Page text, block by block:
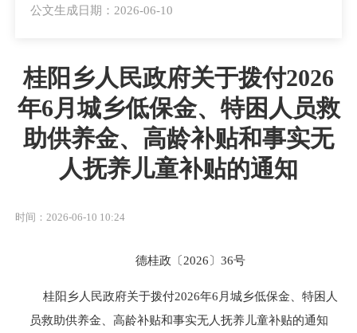
公文生成日期：2026-06-10
桂阳乡人民政府关于拨付2026
年6月城乡低保金、特困人员救
助供养金、高龄补贴和事实无
人抚养儿童补贴的通知
时间：2026-06-10 10:24
德桂政〔2026〕36号
桂阳乡人民政府关于拨付2026年6月城乡低保金、特困人
员救助供养金、高龄补贴和事实无人抚养儿童补贴的通知